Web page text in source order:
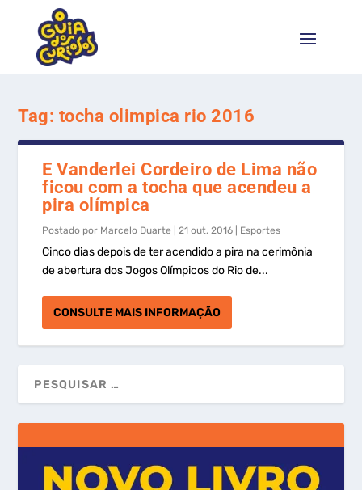
Tag: tocha olimpica rio 2016
E Vanderlei Cordeiro de Lima não
ficou com a tocha que acendeu a
pira olímpica
Postado por Marcelo Duarte |21 out, 2016 Esportes
Cinco dias depois de ter acendido a pira na cerimônia
de abertura dos Jogos Olímpicos do Rio de...
CONSULTE MAIS INFORMAÇÃO